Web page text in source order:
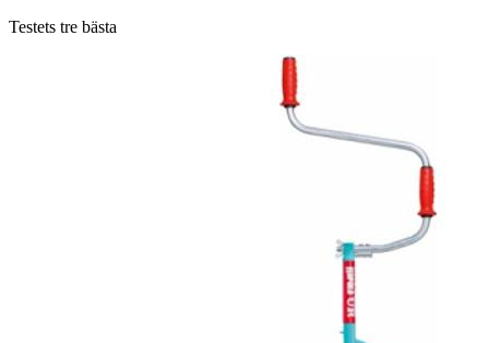
Testets tre bästa